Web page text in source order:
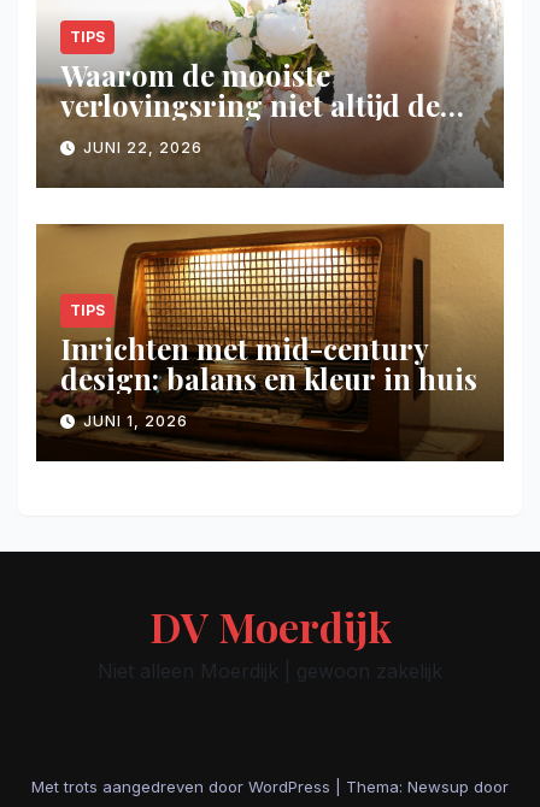
TIPS
Waarom de mooiste
verlovingsring niet altijd de
duurste hoeft te zijn
JUNI 22, 2026
TIPS
Inrichten met mid-century
design: balans en kleur in huis
JUNI 1, 2026
DV Moerdijk
Niet alleen Moerdijk | gewoon zakelijk
Met trots aangedreven door WordPress Thema: Newsup door